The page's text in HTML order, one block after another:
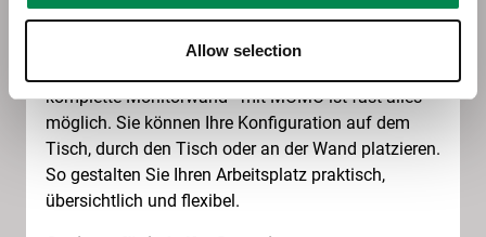
Allow selection
intelligente Kombination entsteht genau die
Konfiguration, die Sie benötigen.
komplette Monitorwand—mit MOMO ist fast alles
möglich. Sie können Ihre Konfiguration auf dem
Tisch, durch den Tisch oder an der Wand platzieren.
So gestalten Sie Ihren Arbeitsplatz praktisch,
übersichtlich und flexibel.